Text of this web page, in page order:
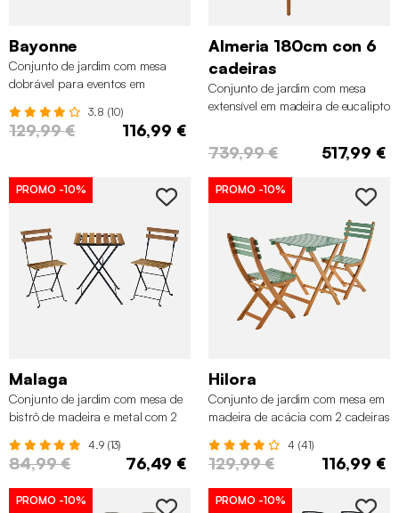
Bayonne
Conjunto de jardim com mesa
dobrável para eventos em
Natural
3.8 (10)
129,99 € 116,99 €
Almeria 180cm con 6
cadeiras
Conjunto de jardim com mesa
extensível em madeira de eucalipto
739,99 € 517,99 €
PROMO -10%
Malaga
Conjunto de jardim com mesa de
bistrô de madeira e metal com 2
4.9 (13)
84,99 € 76,49 €
PROMO -10%
Hilora
Conjunto de jardim com mesa em
madeira de acácia com 2 cadeiras
4 (41)
129,99 € 116,99 €
PROMO -10% PROMO -10%